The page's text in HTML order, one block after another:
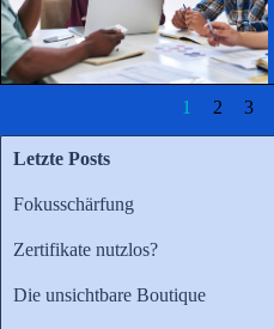
1 2 3
Letzte Posts
Fokusschärfung
Zertifikate nutzlos?
Die unsichtbare Boutique